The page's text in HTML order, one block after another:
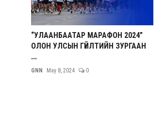
“УЛААНБААТАР МАРАФОН 2024”
ОЛОН УЛСЫН ГҮЙЛТИЙН ЗУРГААН
...
GNN May 8, 2024 0